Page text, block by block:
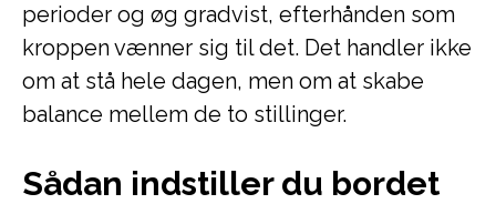
perioder og øg gradvist, efterhånden som
kroppen vænner sig til det. Det handler ikke
om at stå hele dagen, men om at skabe
balance mellem de to stillinger.
Sådan indstiller du bordet